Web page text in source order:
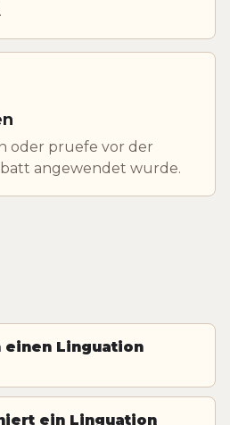
oder pruefe vor der
angewendet wurde.
Linguation
ein Linguation